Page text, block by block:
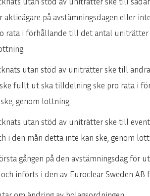
på avstämningsdagen eller
rata i förhållande till det antal
utan stöd av uniträtter ske till
fullt ut ska tilldelning ske pro rata i
genom lottning.
utan stöd av uniträtter ske till
i den mån detta inte kan ske, genom
gången på den avstämningsdag för
införts i den av Euroclear Sweden AB